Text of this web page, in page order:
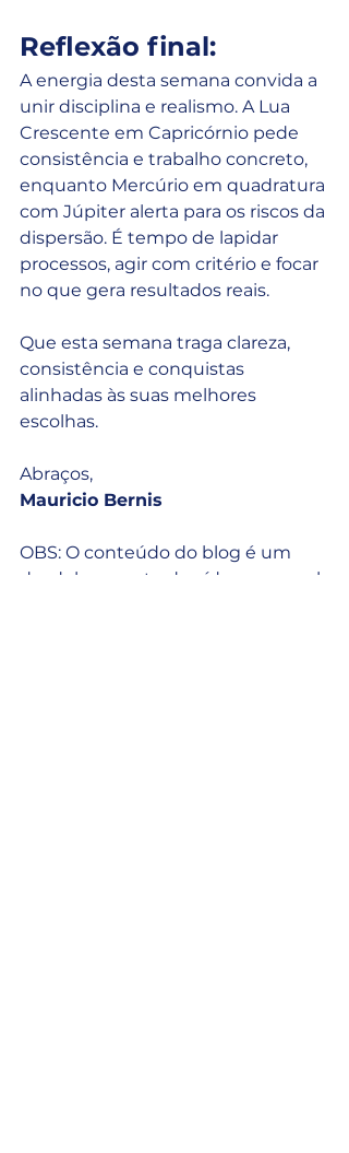
Reflexão final:
A energia desta semana convida a
unir disciplina e realismo. A Lua
Crescente em Capricórnio pede
consistência e trabalho concreto,
enquanto Mercúrio em quadratura
com Júpiter alerta para os riscos da
dispersão. É tempo de lapidar
processos, agir com critério e focar
no que gera resultados reais.
Que esta semana traga clareza,
consistência e conquistas
alinhadas às suas melhores
escolhas.
Abraços,
Mauricio Bernis
OBS: O conteúdo do blog é um
desdobramento do vídeo semanal